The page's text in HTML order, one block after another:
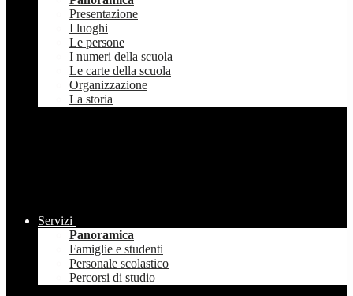
Presentazione
I luoghi
Le persone
I numeri della scuola
Le carte della scuola
Organizzazione
La storia
Servizi
Panoramica
Famiglie e studenti
Personale scolastico
Percorsi di studio